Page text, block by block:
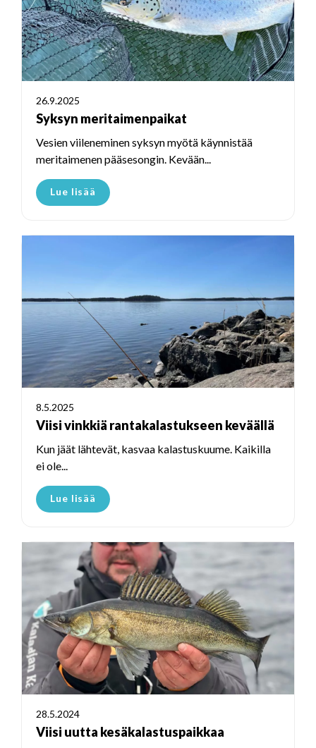
26.9.2025
Syksyn meritaimenpaikat
Vesien viileneminen syksyn myötä käynnistää
meritaimenen pääsesongin. Kevään...
Lue lisää
8.5.2025
Viisi vinkkiä rantakalastukseen keväällä
Kun jäät lähtevät, kasvaa kalastuskuume. Kaikilla
ei ole...
Lue lisää
28.5.2024
Viisi uutta kesäkalastuspaikkaa